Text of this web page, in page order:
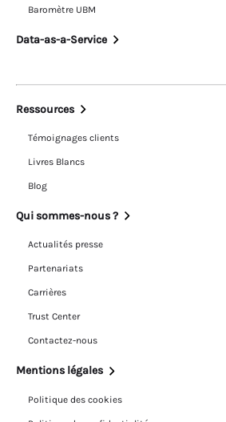
Baromètre UBM
Data-as-a-Service
Ressources
Témoignages clients
Livres Blancs
Blog
Qui sommes-nous ?
Actualités presse
Partenariats
Carrières
Trust Center
Contactez-nous
Mentions légales
Politique des cookies